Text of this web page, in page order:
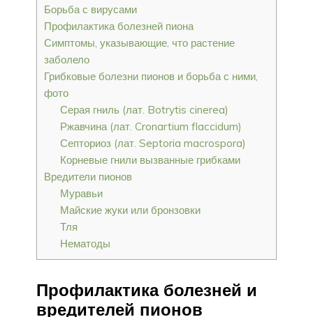
Борьба с вирусами
Профилактика болезней пиона
Симптомы, указывающие, что растение
заболело
Грибковые болезни пионов и борьба с ними,
фото
Серая гниль (лат. Botrytis cinerea)
Ржавчина (лат. Cronartium flaccidum)
Септориоз (лат. Septoria macrospora)
Корневые гнили вызванные грибками
Вредители пионов
Муравьи
Майские жуки или бронзовки
Тля
Нематоды
Профилактика болезней и
вредителей пионов